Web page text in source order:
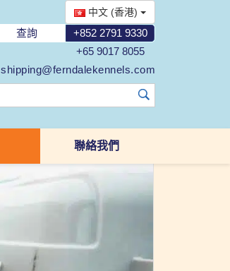
中文 (香港)
查詢
+852 2791 9330
+65 9017 8055
shipping@ferndalekennels.com
聯絡我們